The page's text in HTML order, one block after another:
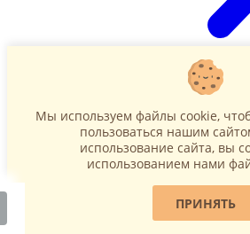
Наружные блоки
Мы используем файлы cookie,
пользоваться нашим
использование сайта, вы
использованием нами
ПРИНЯТЬ